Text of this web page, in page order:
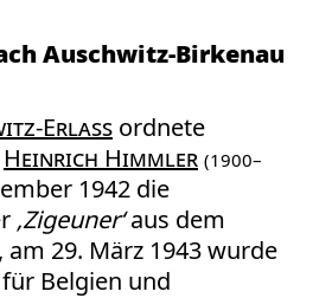
Auschwitz-Birkenau
Erlass ordnete
Heinrich Himmler (1900–
1942 die
‚Zigeuner‘aus dem
am 29. März 1943 wurde
Belgien und